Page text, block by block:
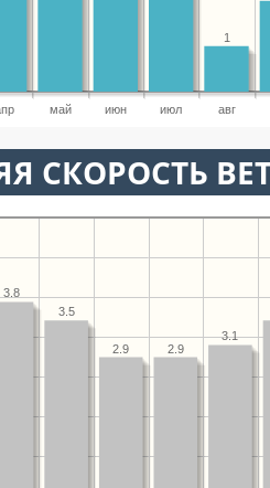
май июн июл авг
1
СКОРОСТЬ
3.1
2.9
2.9
3.5
3.8